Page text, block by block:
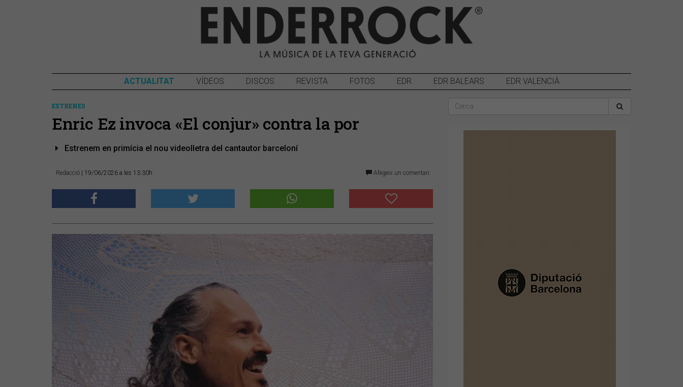
ACTUALITAT VÍDEOS DISCOS REVISTA FOTOS EDR EDR BALEARS EDR VALENCIÀ
ESTRENES
Enric Ez invoca «El conjur» contra la por
Estrenem en primícia el nou videolletra del cantautor barceloní
Redacció | 19/06/2026 a les 13:30h Afegeix un comentari